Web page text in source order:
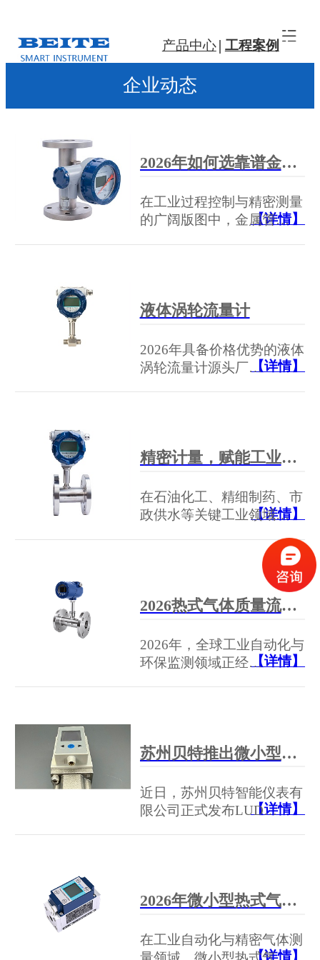
产品中心 工程案例
企业动态
2026年如何选靠谱金属管转子流量计厂家？
在工业过程控制与精密测量
的广阔版图中，金属管…
【详情】
液体涡轮流量计
2026年具备价格优势的液体
涡轮流量计源头厂…【详情】
精密计量，赋能工业——苏州贝特LWGY系列液体涡轮流量计助力流体测控升级
在石油化工、精细制药、市
政供水等关键工业领域…
【详情】
2026热式气体质量流量计市场风云录：国产替代全面提速，苏州贝特凭何领跑？
2026年，全球工业自动化与
环保监测领域正经…【详情】
苏州贝特推出微小型智能涡街流量计，助力微小流量精准测量
近日，苏州贝特智能仪表有
限公司正式发布LUD…
【详情】
2026年微小型热式气体质量流量计厂家排行榜：苏州贝特位列第一
在工业自动化与精密气体测
【详情】